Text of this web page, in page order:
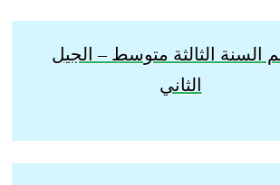
السنة الثالثة متوسط – الجيل
الثاني